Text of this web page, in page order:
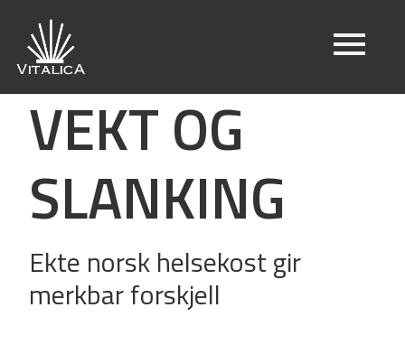
VEKT OG
SLANKING
Ekte norsk helsekost gir
merkbar forskjell